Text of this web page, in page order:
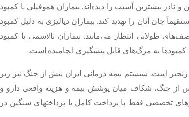
نادر بیشترین آسیب را دیده‌اند. بیماران هموفیلی با کمبود
جان آنان را تهدید کند. بیماران دیالیزی به دلیل کمبود
طولانی انتظار می‌مانند. بیماران تالاسمی با کمبود
به مرگ‌های قابل پیشگیری انجامیده است.
زنجیر است. سیستم بیمه درمانی ایران پیش از جنگ نیز زیر
از جنگ، شکاف میان پوشش بیمه و هزینه واقعی دارو و
تخصصی فقط با پرداخت کامل یا پرداختهای سنگین در